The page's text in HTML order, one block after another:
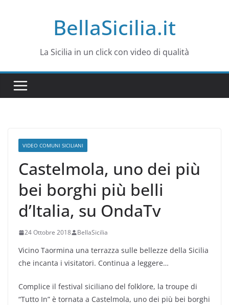
BellaSicilia.it
La Sicilia in un click con video di qualità
VIDEO COMUNI SICILIANI
Castelmola, uno dei più
bei borghi più belli
d’Italia, su OndaTv
24 Ottobre 2018 BellaSicilia
Vicino Taormina una terrazza sulle bellezze della Sicilia
che incanta i visitatori. Continua a leggere…
Complice il festival siciliano del folklore, la troupe di
“Tutto In” è tornata a Castelmola, uno dei più bei borghi